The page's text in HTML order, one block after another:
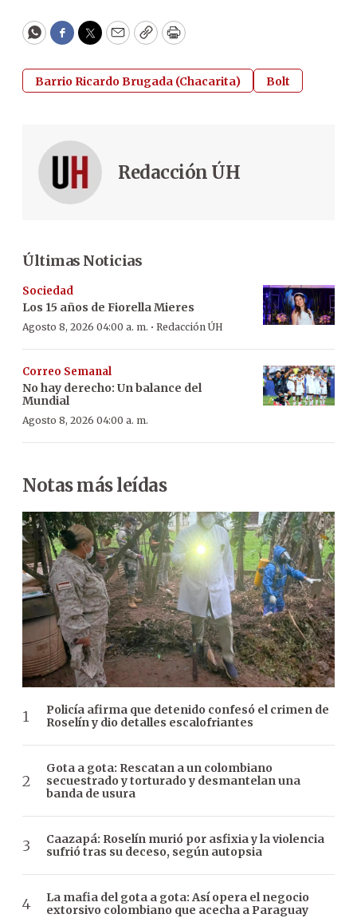
WhatsApp
Facebook
Twitter
EmailCopyPrint
Barrio Ricardo Brugada (Chacarita) Bolt
Redacción ÚH
Últimas Noticias
Sociedad
Los 15 años de Fiorella Mieres
Agosto 8, 2026 04:00 a. m. · Redacción ÚH
Correo Semanal
No hay derecho: Un balance del
Mundial
Agosto 8, 2026 04:00 a. m.
Notas más leídas
Policía afirma que detenido confesó el crimen de
Roselín y dio detalles escalofriantes
Gota a gota: Rescatan a un colombiano
secuestrado y torturado y desmantelan una
banda de usura
Caazapá: Roselín murió por asfixia y la violencia
sufrió tras su deceso, según autopsia
La mafia del gota a gota: Así opera el negocio
extorsivo colombiano que acecha a Paraguay